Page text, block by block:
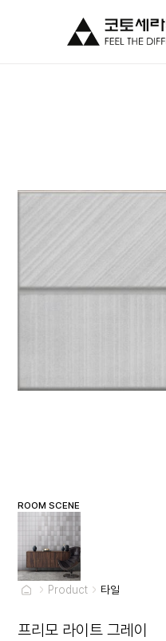
ROOM SCENE
Product 타일
프리모 라이트 그레이